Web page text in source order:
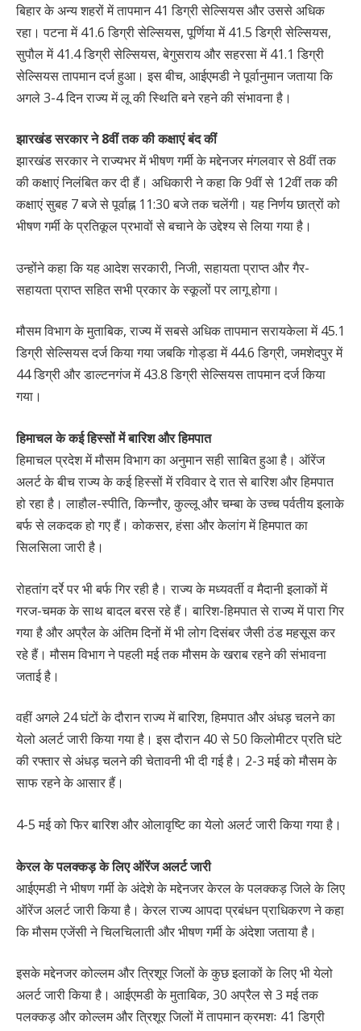
बिहार के अन्य शहरों में तापमान 41 डिग्री सेल्सियस और उससे अधिक
रहा। पटना में 41.6 डिग्री सेल्सियस, पूर्णिया में 41.5 डिग्री सेल्सियस,
सुपौल में 41.4 डिग्री सेल्सियस, बेगुसराय और सहरसा में 41.1 डिग्री
सेल्सियस तापमान दर्ज हुआ। इस बीच, आईएमडी ने पूर्वानुमान जताया कि
अगले 3-4 दिन राज्य में लू की स्थिति बने रहने की संभावना है।
झारखंड सरकार ने 8वीं तक की कक्षाएं बंद कीं
झारखंड सरकार ने राज्यभर में भीषण गर्मी के मद्देनजर मंगलवार से 8वीं तक
की कक्षाएं निलंबित कर दी हैं। अधिकारी ने कहा कि 9वीं से 12वीं तक की
कक्षाएं सुबह 7 बजे से पूर्वाह्न 11:30 बजे तक चलेंगी। यह निर्णय छात्रों को
भीषण गर्मी के प्रतिकूल प्रभावों से बचाने के उद्देश्य से लिया गया है।
उन्होंने कहा कि यह आदेश सरकारी, निजी, सहायता प्राप्त और गैर-
सहायता प्राप्त सहित सभी प्रकार के स्कूलों पर लागू होगा।
मौसम विभाग के मुताबिक, राज्य में सबसे अधिक तापमान सरायकेला में 45.1
डिग्री सेल्सियस दर्ज किया गया जबकि गोड्डा में 44.6 डिग्री, जमशेदपुर में
44 डिग्री और डाल्टनगंज में 43.8 डिग्री सेल्सियस तापमान दर्ज किया
गया।
हिमाचल के कई हिस्सों में बारिश और हिमपात
हिमाचल प्रदेश में मौसम विभाग का अनुमान सही साबित हुआ है। ऑरेंज
अलर्ट के बीच राज्य के कई हिस्सों में रविवार दे रात से बारिश और हिमपात
हो रहा है। लाहौल-स्पीति, किन्नौर, कुल्लू और चम्बा के उच्च पर्वतीय इलाके
बर्फ से लकदक हो गए हैं। कोकसर, हंसा और केलांग में हिमपात का
सिलसिला जारी है।
रोहतांग दर्रे पर भी बर्फ गिर रही है। राज्य के मध्यवर्ती व मैदानी इलाकों में
गरज-चमक के साथ बादल बरस रहे हैं। बारिश-हिमपात से राज्य में पारा गिर
गया है और अप्रैल के अंतिम दिनों में भी लोग दिसंबर जैसी ठंड महसूस कर
रहे हैं। मौसम विभाग ने पहली मई तक मौसम के खराब रहने की संभावना
जताई है।
वहीं अगले 24 घंटों के दौरान राज्य में बारिश, हिमपात और अंधड़ चलने का
येलो अलर्ट जारी किया गया है। इस दौरान 40 से 50 किलोमीटर प्रति घंटे
की रफ्तार से अंधड़ चलने की चेतावनी भी दी गई है। 2-3 मई को मौसम के
साफ रहने के आसार हैं।
4-5 मई को फिर बारिश और ओलावृष्टि का येलो अलर्ट जारी किया गया है।
केरल के पलक्कड़ के लिए ऑरेंज अलर्ट जारी
आईएमडी ने भीषण गर्मी के अंदेशे के मद्देनजर केरल के पलक्कड़ जिले के लिए
ऑरेंज अलर्ट जारी किया है। केरल राज्य आपदा प्रबंधन प्राधिकरण ने कहा
कि मौसम एजेंसी ने चिलचिलाती और भीषण गर्मी के अंदेशा जताया है।
इसके मद्देनजर कोल्लम और त्रिशूर जिलों के कुछ इलाकों के लिए भी येलो
अलर्ट जारी किया है। आईएमडी के मुताबिक, 30 अप्रैल से 3 मई तक
पलक्कड़ और कोल्लम और त्रिशूर जिलों में तापमान क्रमशः 41 डिग्री